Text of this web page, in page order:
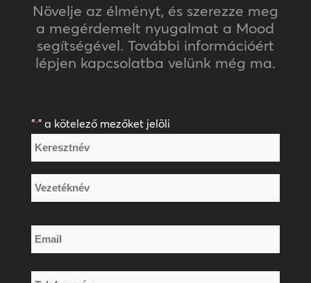
Növelje az élményt, és szerezze meg
a megérdemelt nyugalmat a Mood
segítségével. További információért
lépjen kapcsolatba velünk még ma.
"*" a kötelező mezőket jelöli
Név
*
Keresztnév
Email
*
Telefonszám